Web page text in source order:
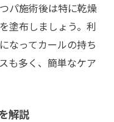
パ施術後は特に乾燥
塗布しましょう。利
なってカールの持ち
も多く、簡単なケア
解説